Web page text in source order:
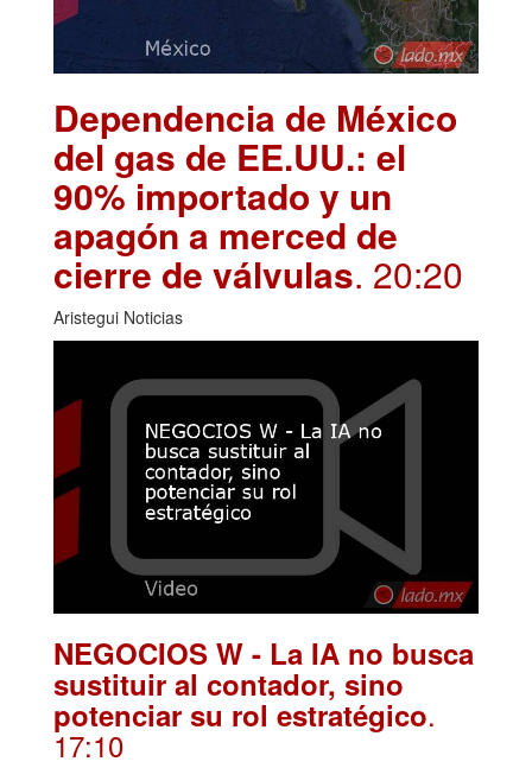
Dependencia de México
del gas de EE.UU.: el
90% importado y un
apagón a merced de
cierre de válvulas. 20:20
Aristegui Noticias
NEGOCIOS W - La IA no busca
sustituir al contador, sino
potenciar su rol estratégico.
17:10